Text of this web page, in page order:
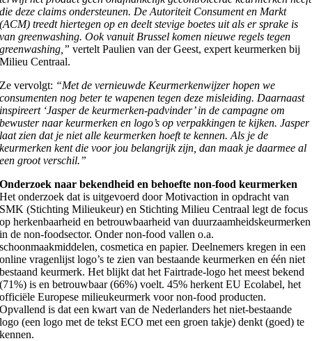
die deze claims ondersteunen. De Autoriteit Consument en Markt
(ACM) treedt hiertegen op en deelt stevige boetes uit als er sprake is
van greenwashing. Ook vanuit Brussel komen nieuwe regels tegen
greenwashing,”vertelt Paulien van der Geest, expert keurmerken bij
Milieu Centraal.
Ze vervolgt: “Met de vernieuwde Keurmerkenwijzer hopen we
consumenten nog beter te wapenen tegen deze misleiding. Daarnaast
inspireert ‘Jasper de keurmerken-padvinder’ in de campagne om
bewuster naar keurmerken en logo’s op verpakkingen te kijken. Jasper
laat zien dat je niet alle keurmerken hoeft te kennen. Als je de
keurmerken kent die voor jou belangrijk zijn, dan maak je daarmee al
een groot verschil.”
Onderzoek naar bekendheid en behoefte non-food keurmerken
Het onderzoek dat is uitgevoerd door Motivaction in opdracht van
SMK (Stichting Milieukeur) en Stichting Milieu Centraal legt de focus
op herkenbaarheid en betrouwbaarheid van duurzaamheidskeurmerken
in de non-foodsector. Onder non-food vallen o.a.
schoonmaakmiddelen, cosmetica en papier. Deelnemers kregen in een
online vragenlijst logo’s te zien van bestaande keurmerken en één niet
bestaand keurmerk. Het blijkt dat het Fairtrade-logo het meest bekend
(71%) is en betrouwbaar (66%) voelt. 45% herkent EU Ecolabel, het
officiële Europese milieukeurmerk voor non-food producten.
Opvallend is dat een kwart van de Nederlanders het niet-bestaande
logo (een logo met de tekst ECO met een groen takje) denkt (goed) te
kennen.